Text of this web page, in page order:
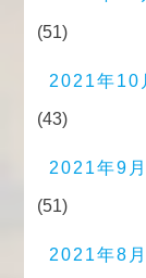
(51)
2021年10
(43)
2021年9月
(51)
2021年8月